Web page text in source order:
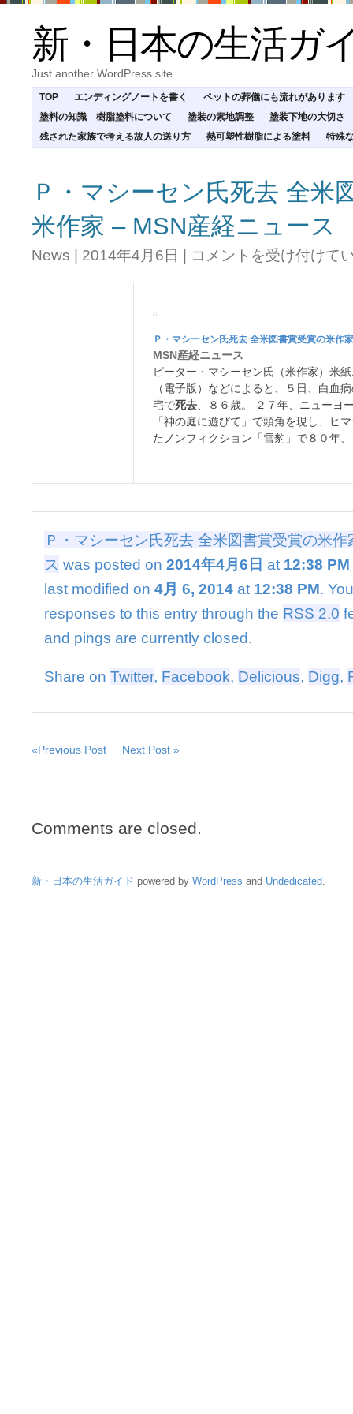
新・日本の生活ガ
Just another WordPress site
TOP エンディングノートを書く
ペットの葬儀にも流れがあります
塗料の知識 樹脂塗料について
塗装の素地調整
塗装下地の大切さ
残された家族で考える故人の送り方
熱可塑性樹脂による塗料 特殊
Ｐ・マシーセン氏死去 全米
米作家 – MSN産経ニュース
News | 2014年4月6日 | Ｐ・
シ
死
去
全
米
図
書
賞
作
家
–
MSN
産
経
ュ
ス
コメントを受け付けて
Ｐ・マシーセン氏死去 全米図書賞受賞の米作家
MSN産経ニュース
ピーター・マシーセン氏（米作家）米
（電子版）などによると、５日、白血
宅で死去、８６歳。 ２７年、ニューヨ
「神の庭に遊びて」で頭角を現し、ヒ
たノンフィクション「雪豹」で８０年
Ｐ・マシーセン氏死去 全米図書賞受賞の米
ス was posted on 2014年4月6日 at 12:38 PM
last modified on 4月 6, 2014 at 12:38 PM.
responses to this entry through the RSS 2.0
and pings are currently closed.
Share on Twitter, Facebook, Delicious, Digg,
«Previous Post Next Post »
Comments are closed.
新・日本の生活ガイド powered by WordPress and Undedicated.